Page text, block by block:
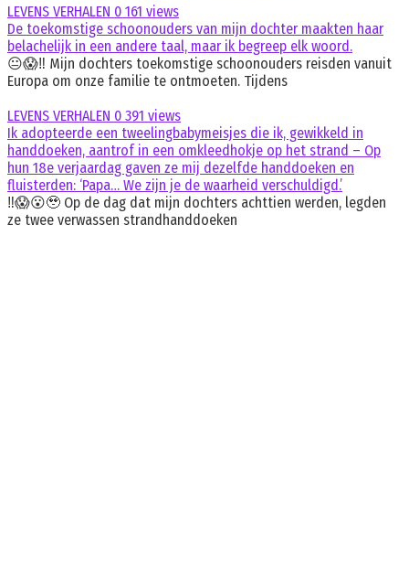
LEVENS VERHALEN 0 161 views
De toekomstige schoonouders van mijn dochter maakten haar
belachelijk in een andere taal, maar ik begreep elk woord.
😐😱‼️ Mijn dochters toekomstige schoonouders reisden vanuit
Europa om onze familie te ontmoeten. Tijdens
LEVENS VERHALEN 0 391 views
Ik adopteerde een tweelingbabymeisjes die ik, gewikkeld in
handdoeken, aantrof in een omkleedhokje op het strand – Op
hun 18e verjaardag gaven ze mij dezelfde handdoeken en
fluisterden: ‘Papa… We zijn je de waarheid verschuldigd.’
‼️😱😮🥹 Op de dag dat mijn dochters achttien werden, legden
ze twee verwassen strandhanddoeken